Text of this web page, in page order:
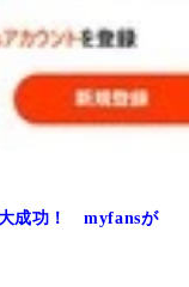
成功！ myfansが